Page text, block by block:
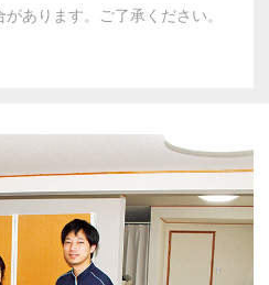
あります。ご了承ください。